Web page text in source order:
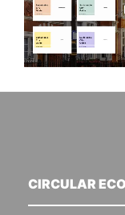
CIRCULAR